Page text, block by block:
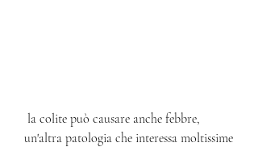
un'altra patologia che interessa moltissime